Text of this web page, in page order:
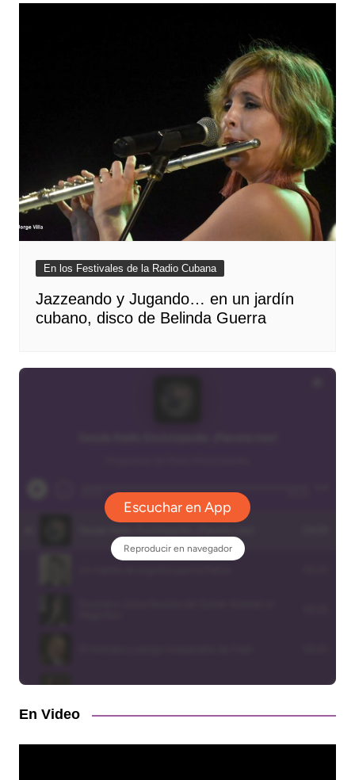
En los Festivales de la Radio Cubana
Jazzeando y Jugando… en un jardín
cubano, disco de Belinda Guerra
En Video